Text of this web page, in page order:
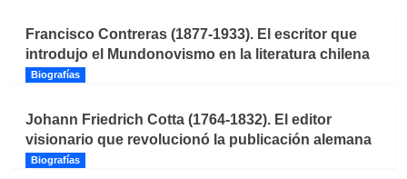
Francisco Contreras (1877-1933). El escritor que
introdujo el Mundonovismo en la literatura chilena
Biografías
Johann Friedrich Cotta (1764-1832). El editor
visionario que revolucionó la publicación alemana
Biografías